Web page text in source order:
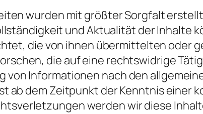
wurden mit größter Sorgfalt
und Aktualität der Inhalte
die von ihnen übermittelten oder
die auf eine rechtswidrige
von Informationen nach den
ab dem Zeitpunkt der Kenntnis einer
werden wir diese